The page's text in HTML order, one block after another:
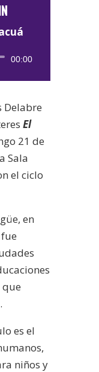
00:00
Delabre
El
21 de
Sala
el ciclo
en
que
es el
niños y